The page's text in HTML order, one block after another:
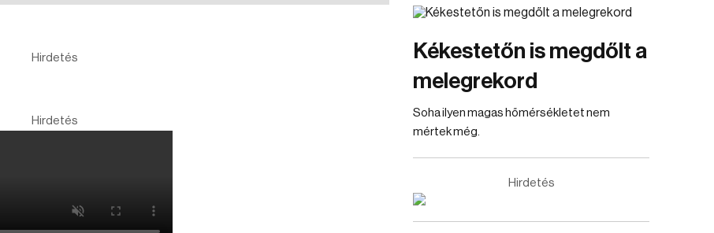
Hirdetés
Hirdetés
Kékestetőn is megdőlt a
melegrekord
Soha ilyen magas hőmérsékletet nem
mértek még.
Hirdetés